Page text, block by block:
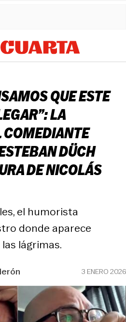
QUE ESTE
LA
COMEDIANTE
DÜCH
DE NICOLÁS
el humorista
donde aparece
lágrimas.
3 ENERO 2026